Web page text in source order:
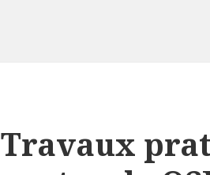
Travaux